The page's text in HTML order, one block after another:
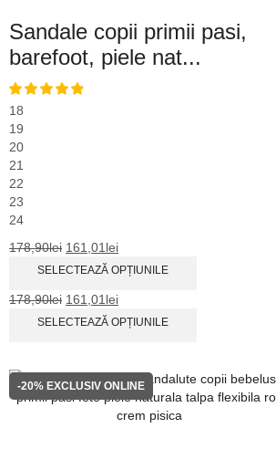
Sandale copii primii pasi,
barefoot, piele nat...
18
19
20
21
22
23
24
178,90lei 161,01 lei
SELECTEAZĂ OPȚIUNILE
178,90lei 161,01 lei
SELECTEAZĂ OPȚIUNILE
-20% EXCLUSIV ONLINE